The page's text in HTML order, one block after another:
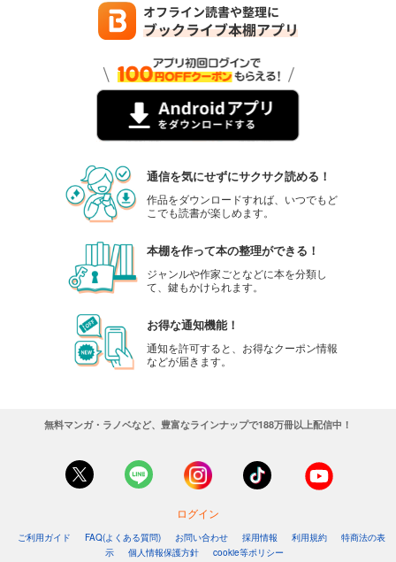
通信を気にせずにサクサク読める！
作品をダウンロードすれば、いつでもど
こでも読書が楽しめます。
本棚を作って本の整理ができる！
ジャンルや作家ごとなどに本を分類し
て、鍵もかけられます。
お得な通知機能！
通知を許可すると、お得なクーポン情報
などが届きます。
無料マンガ・ラノベなど、豊富なラインナップで188万冊以上配信中！
ログイン
ご利用ガイド FAQ(よくある質問) お問い合わせ 採用情報 利用規約
特商法の表
示
個人情報保護方針 cookie等ポリシー